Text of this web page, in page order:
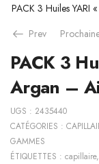
PACK 3 Huiles YARI
Prev
PACK 3
Argan –
UGS : 2435440
CATÉGORIES :
GAMMES
ÉTIQUETTES : capillaire,